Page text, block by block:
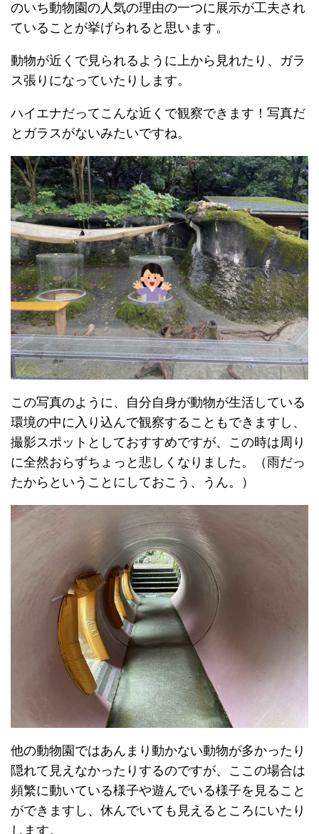
のいち動物園の人気の理由の一つに展示が工夫され
ていることが挙げられると思います。
動物が近くで見られるように上から見れたり、ガラ
ス張りになっていたりします。
ハイエナだってこんな近くで観察できます！写真だ
とガラスがないみたいですね。
この写真のように、自分自身が動物が生活している
環境の中に入り込んで観察することもできますし、
撮影スポットとしておすすめですが、この時は周り
に全然おらずちょっと悲しくなりました。（雨だっ
たからということにしておこう、うん。）
他の動物園ではあんまり動かない動物が多かったり
隠れて見えなかったりするのですが、ここの場合は
頻繁に動いている様子や遊んでいる様子を見ること
ができますし、休んでいても見えるところにいたり
します。